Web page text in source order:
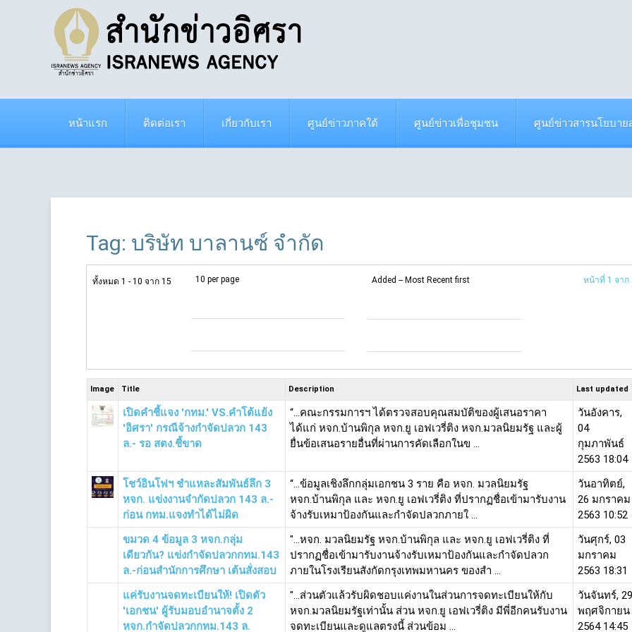
หน้าแรก ติดต่อเรา เกี่ยวกับเรา ศูนย์ข่าวภาคใต้ ศูนย์ข่าวเพื่อชุมชน ศูนย์ข่าวสารนโยบา
Tag: บริษัท บาลานซ์ จำกัด
ทั้งหมด 1 - 10 จาก 15 10 per page Added -- Most Recent first หน้าที่ 1 จาก
Image Title Description Last updated
เปิดคำชี้แจง 'กทม.' VS.คำโต้แย้ง
'อิศรา' กรณีจ้างกำจัดปลวก 143
ล.- รอ สตง.ชี้ขาด
“...คณะกรรมการฯ ได้ตรวจสอบคุณสมบัติของผู้เสนอราคา
ได้แก่ หจก.บ้านพิกุล หจก.ยู เอฟเวรี่ติง หจก.มวลนิยมรัฐ และผู้
ยื่นข้อเสนอรายอื่นที่ผ่านการคัดเลือกในข ...
วันอังคาร,
04
กุมภาพันธ์
2563 18:04
โชว์อินโฟฯ ชำแหละสัมพันธ์ลึก 3
หจก. แข่งงานจำกัดปลวก 143 ล.-
ก่อน กทม.แจงทำได้ไม่ผิด
“...ข้อมูลเชิงลึกกลุ่มเอกชน 3 ราย คือ หจก. มวลนิยมรัฐ
หจก.บ้านพิกุล และ หจก.ยู เอฟเวรี่ติง ที่ปรากฏชื่อเข้ามารับงาน
จ้างรับเหมาป้องกันและกำจัดปลวกภายใ ...
วันอาทิตย์,
26 มกราคม
2563 10:52
ขมวด 4 ข้อมูล 3 หจก.กลุ่ม
เดียวกัน? แข่งกำจัดปลวกกทม.143
ล.-ก่อนสำนักการศึกษา เต้นสั่งสอบ
"...หจก. มวลนิยมรัฐ หจก.บ้านพิกุล และ หจก.ยู เอฟเวรี่ติง ที่
ปรากฏชื่อเข้ามารับงานจ้างรับเหมาป้องกันและกำจัดปลวก
ภายในโรงเรียนสังกัดกรุงเทพมหานคร ของสำ ...
วันศุกร์, 03
มกราคม
2563 18:31
แค่รับงานจดทะเบียนให้! เปิดตัว
'เอกชน' ผู้รับมอบอำนาจตั้ง 2
หจก.กำจัดปลวกกทม.143 ล.
"...ส่วนตัวแล้วรับผิดชอบแค่งานในส่วนการจดทะเบียนให้กับ
หจก.มวลนิยมรัฐเท่านั้น ส่วน หจก.ยู เอฟเวรี่ติง มีพี่อีกคนรับงาน
จดทะเบียนและดูแลตรงนี้ ส่วนข้อม ...
วันจันทร์, 29
พฤศจิกายน
2564 14:45